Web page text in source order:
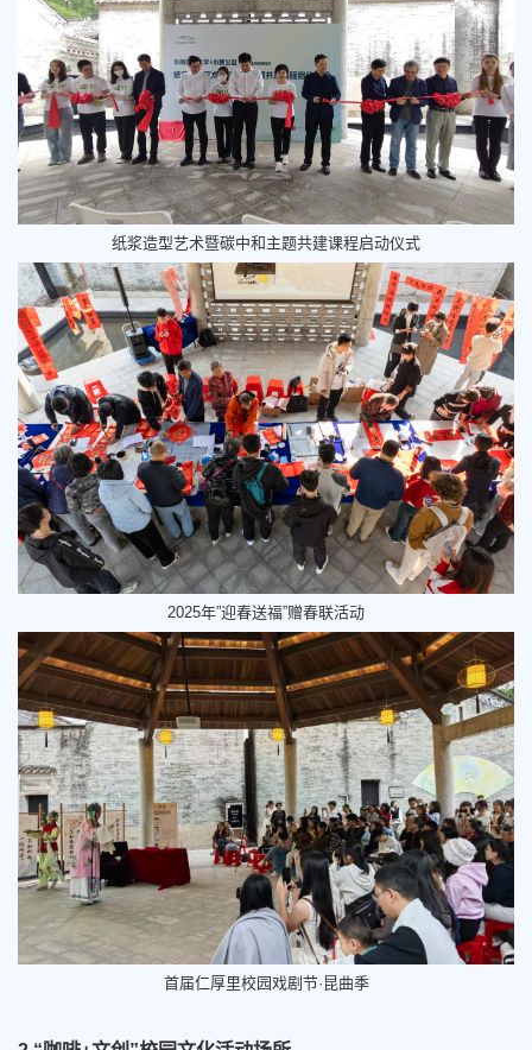
纸浆造型艺术暨碳中和主题共建课程启动仪式
2025年”迎春送福”赠春联活动
首届仁厚里校园戏剧节·昆曲季